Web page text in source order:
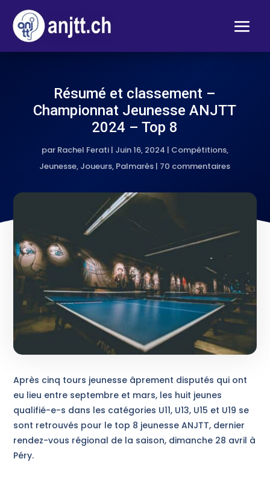
Résumé et classement –
Championnat Jeunesse ANJTT
2024 – Top 8
par Rachel Ferati| Juin 16, 2024 | Compétitions,
Jeunesse, Joueurs, Palmarès | 70 commentaires
Après cinq tours jeunesse âprement disputés qui ont
eu lieu entre septembre et mars, les huit jeunes
qualifié-e-s dans les catégories U11, U13, U15 et U19 se
sont retrouvés pour le top 8 jeunesse ANJTT, dernier
rendez-vous régional de la saison, dimanche 28 avril à
Péry.